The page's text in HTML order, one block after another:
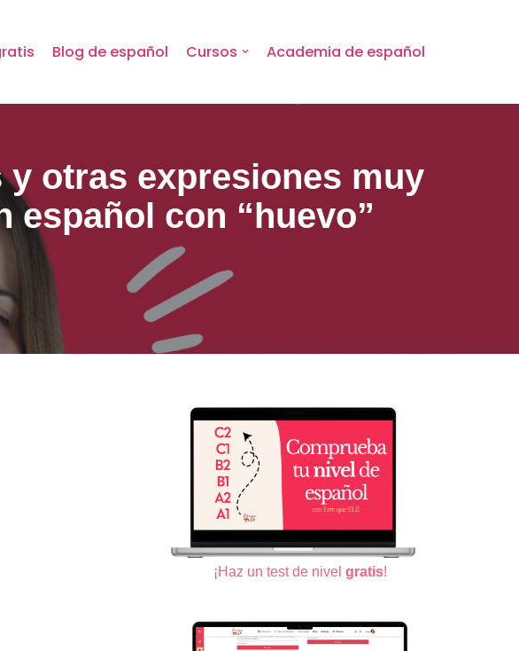
Blog de español Cursos Academia de español
y otras expresiones muy
español con “huevo”
¡Haz un test de nivel gratis!